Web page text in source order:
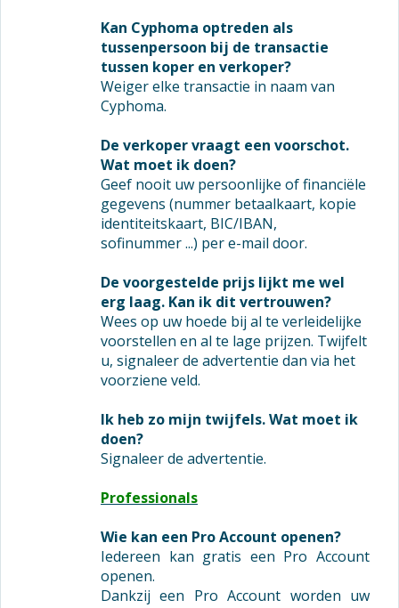
Kan Cyphoma optreden als
tussenpersoon bij de transactie
tussen koper en verkoper?
Weiger elke transactie in naam van
Cyphoma.
De verkoper vraagt een voorschot.
Wat moet ik doen?
Geef nooit uw persoonlijke of financiële
gegevens (nummer betaalkaart, kopie
identiteitskaart, BIC/IBAN,
sofinummer ...) per e-mail door.
De voorgestelde prijs lijkt me wel
erg laag. Kan ik dit vertrouwen?
Wees op uw hoede bij al te verleidelijke
voorstellen en al te lage prijzen. Twijfelt
u, signaleer de advertentie dan via het
voorziene veld.
Ik heb zo mijn twijfels. Wat moet ik
doen?
Signaleer de advertentie.
Professionals
Wie kan een Pro Account openen?
Iedereen kan gratis een Pro Account
openen.
Dankzij een Pro Account worden uw